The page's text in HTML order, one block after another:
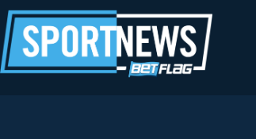
al
contenuto